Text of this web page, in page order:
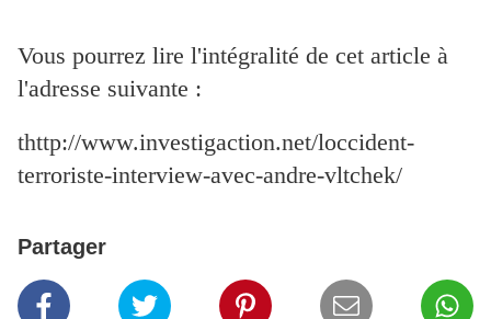
Vous pourrez lire l'intégralité de cet article à
l'adresse suivante :
thttp://www.investigaction.net/loccident-
terroriste-interview-avec-andre-vltchek/
Partager